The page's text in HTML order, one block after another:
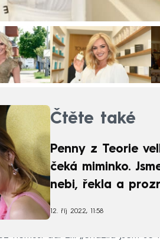
Čtěte také
Penny z Teorie
čeká miminko.
nebi, řekla a
12. říj 2022, 11:58
nemusí dál žít. „Snažila jsem se